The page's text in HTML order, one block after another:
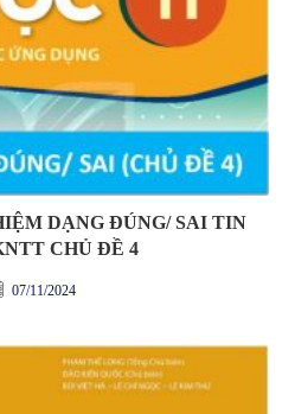
DẠNG ĐÚNG/ SAI TIN
CHỦ ĐỀ 4
07/11/2024